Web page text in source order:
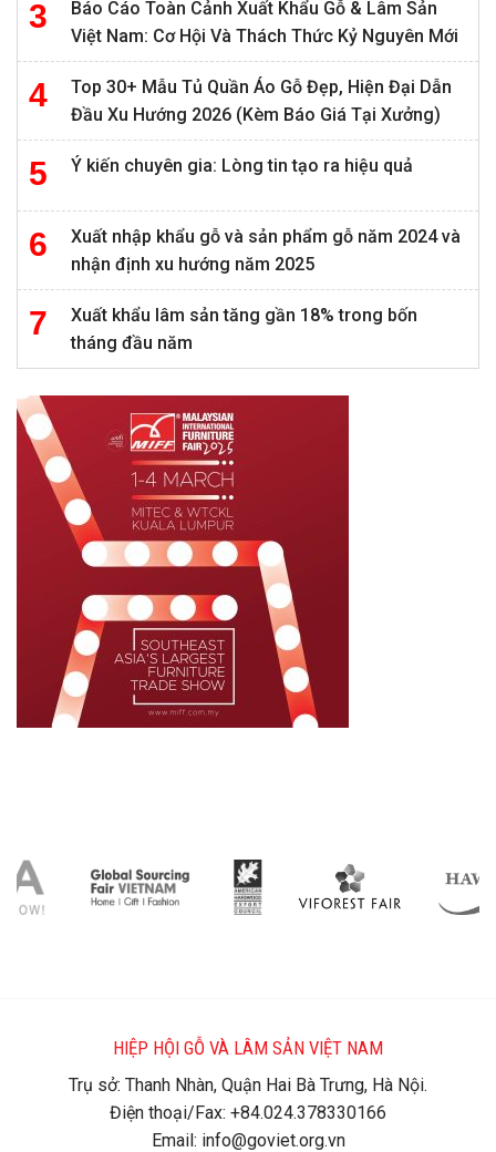
Báo Cáo Toàn Cảnh Xuất Khẩu Gỗ & Lâm Sản
Việt Nam: Cơ Hội Và Thách Thức Kỷ Nguyên Mới
Top 30+ Mẫu Tủ Quần Áo Gỗ Đẹp, Hiện Đại Dẫn
Đầu Xu Hướng 2026 (Kèm Báo Giá Tại Xưởng)
Ý kiến chuyên gia: Lòng tin tạo ra hiệu quả
Xuất nhập khẩu gỗ và sản phẩm gỗ năm 2024 và
nhận định xu hướng năm 2025
Xuất khẩu lâm sản tăng gần 18% trong bốn
tháng đầu năm
HIỆP HỘI GỖ VÀ LÂM SẢN VIỆT NAM
Trụ sở: Thanh Nhàn, Quận Hai Bà Trưng, Hà Nội.
Điện thoại/Fax: +84.024.378330166
Email: info@goviet.org.vn